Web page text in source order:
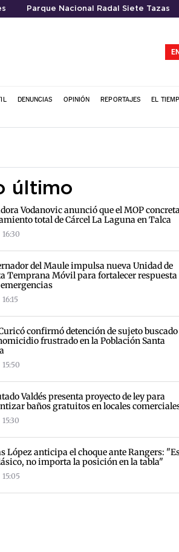
Parque Nacional Radal Siete Tazas
DENUNCIAS OPINIÓN REPORTAJES EL
último
Vodanovic anunció que el MOP
total de Cárcel La Laguna en Talca
del Maule impulsa nueva Unidad de
Temprana Móvil para fortalecer respuesta
confirmó detención de sujeto buscado
frustrado en la Población Santa
Valdés presenta proyecto de ley para
baños gratuitos en locales
López anticipa el choque ante Rangers:
no importa la posición en la tabla"